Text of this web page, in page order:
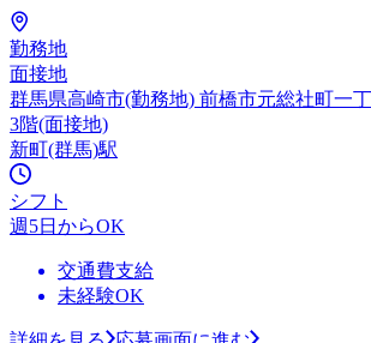
勤務地
面接地
群馬県高崎市(勤務地) 前橋市元総社町一
3階(面接地)
新町(群馬)駅
シフト
週5日からOK
交通費支給
未経験OK